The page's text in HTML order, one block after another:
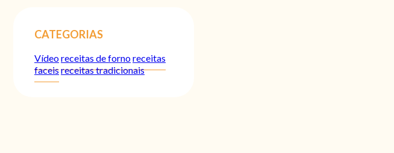
CATEGORIAS
Vídeoreceitas de fornoreceitas
faceisreceitas tradicionais